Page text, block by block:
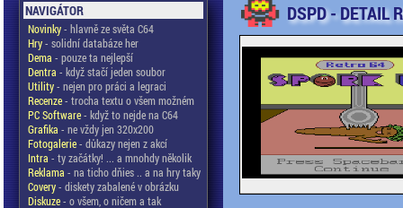
NAVIGÁTOR
Novinky- hlavně ze světa C64
Hry- solidní databáze her
Dema - pouze ta nejlepší
Dentra - když stačí jeden soubor
Utility- nejen pro práci a legraci
Recenze- trocha textu o všem možném
PC Software- když to nejde na C64
Grafika - ne vždy jen 320x200
Fotogalerie- důkazy nejen z akcí
Intra - ty začátky! ... a mnohdy několik
Reklama - na ticho dňies .. a na hry taky
Covery- diskety zabalené v obrázku
Diskuze- o všem, o ničem a tak
DSPD - DETAIL